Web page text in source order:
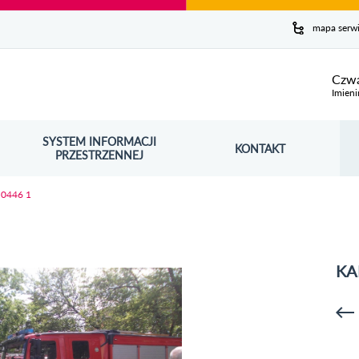
mapa
SYSTEM INFORMACJI
PRZESTRZENNEJ
OTWORZY SIĘ W NOWYM OKNIE KONTAKT
1